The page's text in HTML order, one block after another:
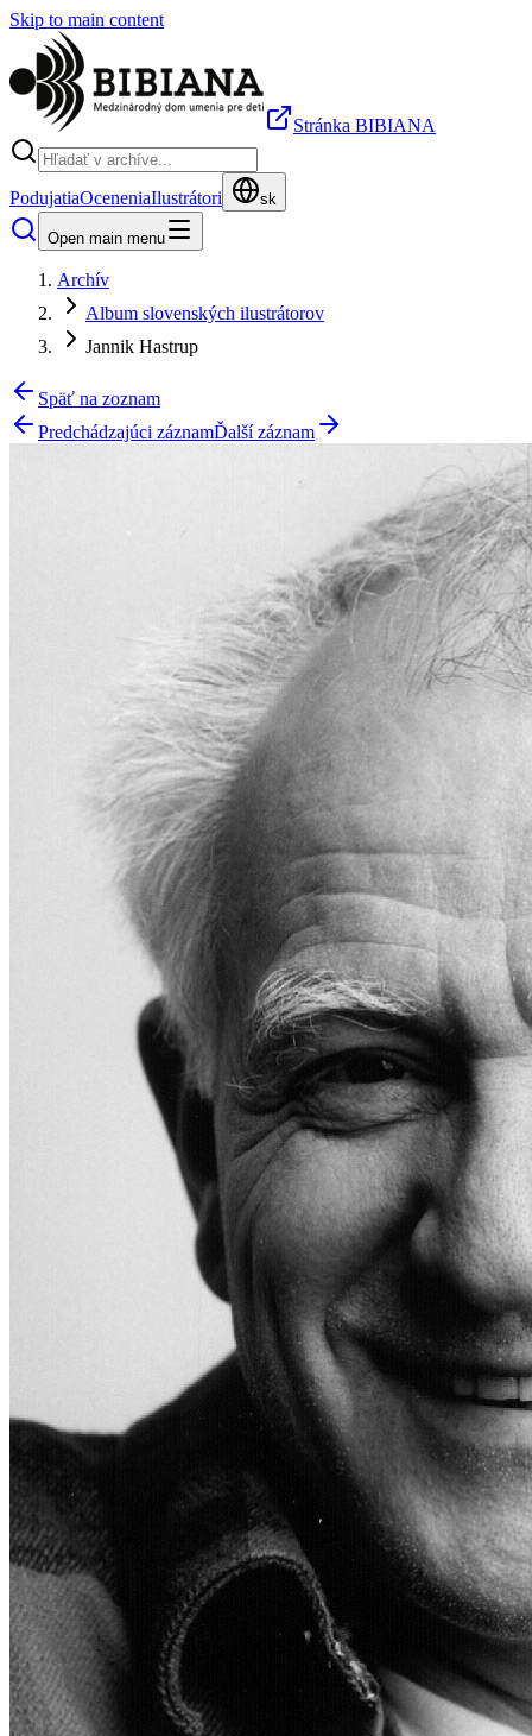
Skip to main content
Stránka BIBIANA
PodujatiaOceneniaIlustrátori sk
Open main menu
Archív
Album slovenských ilustrátorov
Jannik Hastrup
Späť na zoznam
Predchádzajúci záznamĎalší záznam